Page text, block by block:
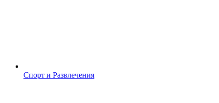
Спорт и Развлечения